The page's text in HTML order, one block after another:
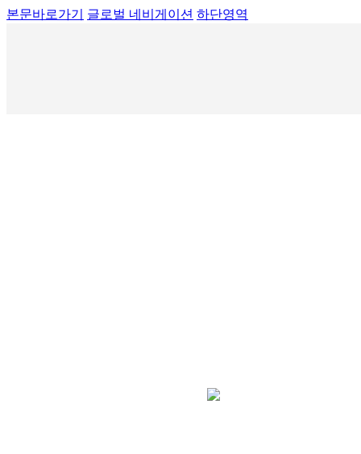
본문바로가기 글로벌 네비게이션 하단영역